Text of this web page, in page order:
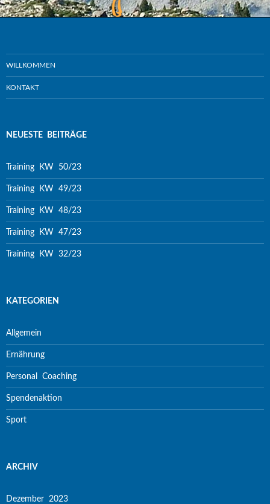
WILLKOMMEN
KONTAKT
NEUESTE BEITRÄGE
Training KW 50/23
Training KW 49/23
Training KW 48/23
Training KW 47/23
Training KW 32/23
KATEGORIEN
Allgemein
Ernährung
Personal Coaching
Spendenaktion
Sport
ARCHIV
Dezember 2023